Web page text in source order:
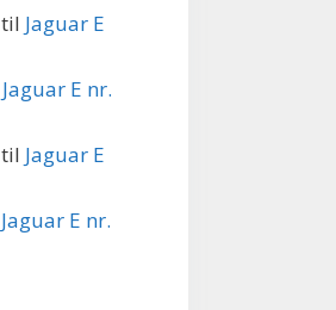
til Jaguar E
Jaguar E nr.
til Jaguar E
Jaguar E nr.